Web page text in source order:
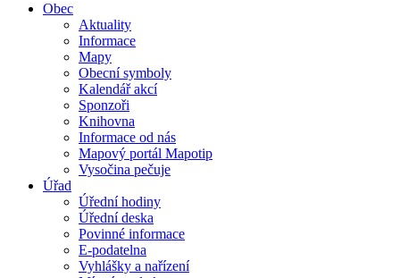
Obec
Aktuality
Informace
Mapy
Obecní symboly
Kalendář akcí
Sponzoři
Knihovna
Informace od nás
Mapový portál Mapotip
Vysočina pečuje
Úřad
Úřední hodiny
Úřední deska
Povinné informace
E-podatelna
Vyhlášky a nařízení